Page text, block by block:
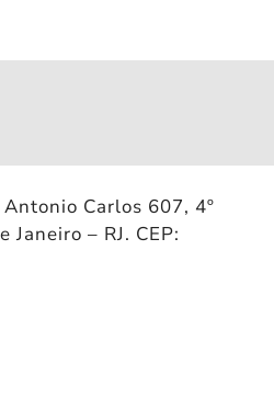
Carlos 607, 4º
Janeiro – RJ. CEP: